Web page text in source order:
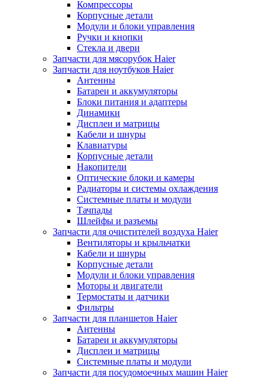
Компрессоры
Корпусные детали
Модули и блоки управления
Ручки и кнопки
Стекла и двери
Запчасти для мясорубок Haier
Запчасти для ноутбуков Haier
Антенны
Батареи и аккумуляторы
Блоки питания и адаптеры
Динамики
Дисплеи и матрицы
Кабели и шнуры
Клавиатуры
Корпусные детали
Накопители
Оптические блоки и камеры
Радиаторы и системы охлаждения
Системные платы и модули
Тачпады
Шлейфы и разъемы
Запчасти для очистителей воздуха Haier
Вентиляторы и крыльчатки
Кабели и шнуры
Корпусные детали
Модули и блоки управления
Моторы и двигатели
Термостаты и датчики
Фильтры
Запчасти для планшетов Haier
Антенны
Батареи и аккумуляторы
Дисплеи и матрицы
Системные платы и модули
Запчасти для посудомоечных машин Haier